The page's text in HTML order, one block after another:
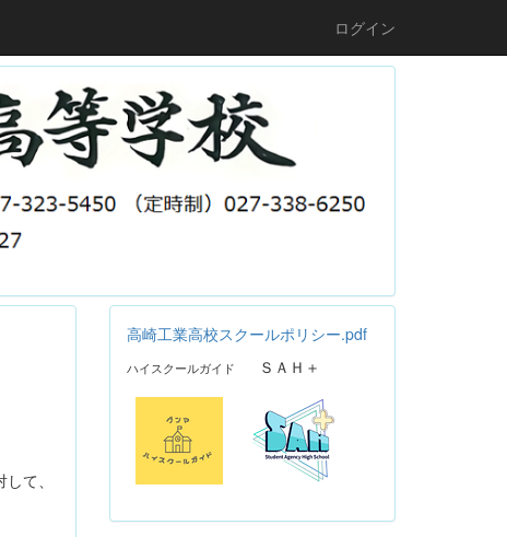
ログイン
て、
高崎工業高校スクールポリシー.pdf
ハイスクールガイド ＳＡＨ＋